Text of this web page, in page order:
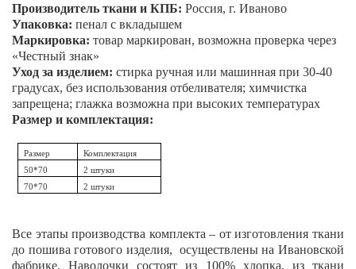
Производитель ткани и КПБ: Россия, г. Иваново
Упаковка: пенал с вкладышем
Маркировка: товар маркирован, возможна проверка через
«Честный знак»
Уход за изделием: стирка ручная или машинная при 30-40
градусах, без использования отбеливателя; химчистка
запрещена; глажка возможна при высоких температурах
Размер и комплектация:
Размер
Комплектация
50*70
2 штуки
70*70
2 штуки
Все этапы производства комплекта – от изготовления ткани
до пошива готового изделия, осуществлены на Ивановской
фабрике. Наволочки состоят из 100% хлопка, из ткани